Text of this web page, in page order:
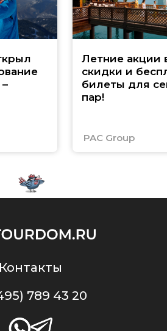
Летние акции
скидки и
билеты для
пар!
PAC Group
Контакты
789 43 20